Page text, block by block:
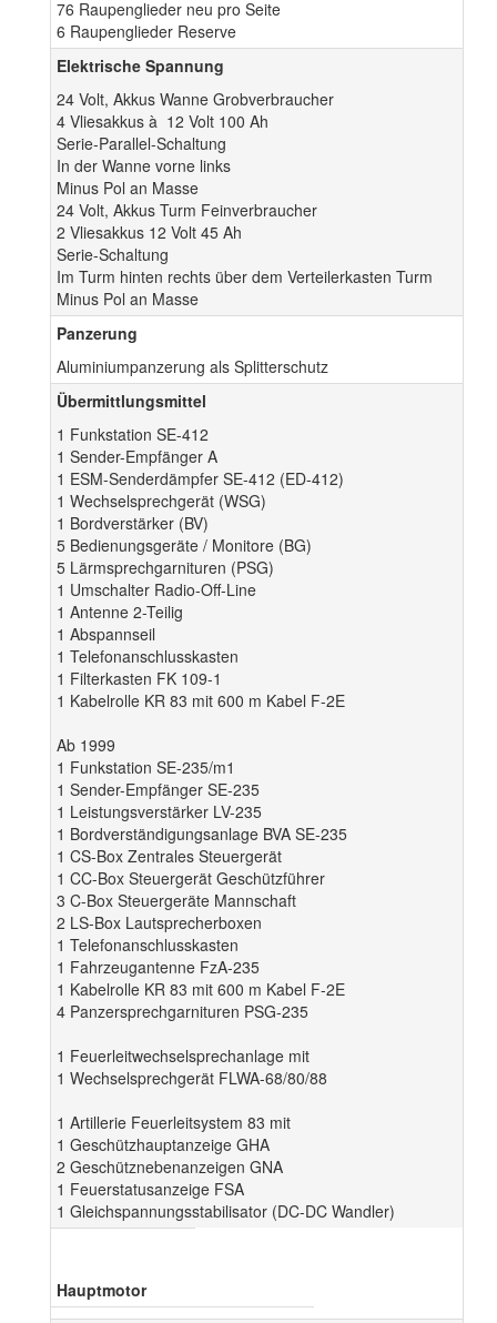
76 Raupenglieder neu pro Seite
6 Raupenglieder Reserve
Elektrische Spannung
24 Volt, Akkus Wanne Grobverbraucher
4 Vliesakkus à 12 Volt 100 Ah
Serie-Parallel-Schaltung
In der Wanne vorne links
Minus Pol an Masse
24 Volt, Akkus Turm Feinverbraucher
2 Vliesakkus 12 Volt 45 Ah
Serie-Schaltung
Im Turm hinten rechts über dem Verteilerkasten Turm
Minus Pol an Masse
Panzerung
Aluminiumpanzerung als Splitterschutz
Übermittlungsmittel
1 Funkstation SE-412
1 Sender-Empfänger A
1 ESM-Senderdämpfer SE-412 (ED-412)
1 Wechselsprechgerät (WSG)
1 Bordverstärker (BV)
5 Bedienungsgeräte / Monitore (BG)
5 Lärmsprechgarnituren (PSG)
1 Umschalter Radio-Off-Line
1 Antenne 2-Teilig
1 Abspannseil
1 Telefonanschlusskasten
1 Filterkasten FK 109-1
1 Kabelrolle KR 83 mit 600 m Kabel F-2E
Ab 1999
1 Funkstation SE-235/m1
1 Sender-Empfänger SE-235
1 Leistungsverstärker LV-235
1 Bordverständigungsanlage BVA SE-235
1 CS-Box Zentrales Steuergerät
1 CC-Box Steuergerät Geschützführer
3 C-Box Steuergeräte Mannschaft
2 LS-Box Lautsprecherboxen
1 Telefonanschlusskasten
1 Fahrzeugantenne FzA-235
1 Kabelrolle KR 83 mit 600 m Kabel F-2E
4 Panzersprechgarnituren PSG-235
1 Feuerleitwechselsprechanlage mit
1 Wechselsprechgerät FLWA-68/80/88
1 Artillerie Feuerleitsystem 83 mit
1 Geschützhauptanzeige GHA
2 Geschütznebenanzeigen GNA
1 Feuerstatusanzeige FSA
1 Gleichspannungsstabilisator (DC-DC Wandler)
Hauptmotor